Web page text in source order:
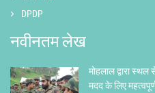
DPDP
नवीनतम लेख
मोहलाल द्वारा
मदद के लिए